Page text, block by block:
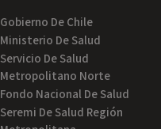
Gobierno De Chile
Ministerio De Salud
Servicio De Salud
Metropolitano Norte
Fondo Nacional De Salud
Seremi De Salud Región